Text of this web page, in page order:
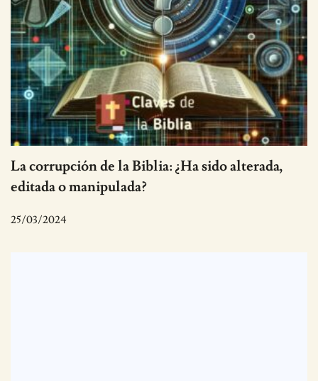
La corrupción de la Biblia: ¿Ha sido alterada,
editada o manipulada?
25/03/2024